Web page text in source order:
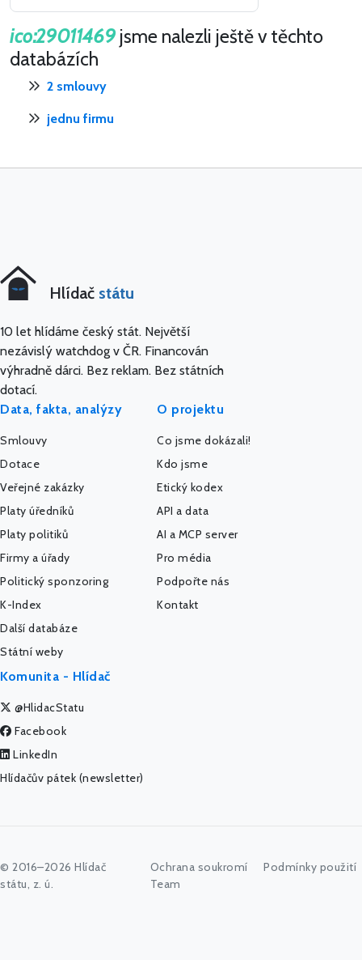
ico:29011469jsme nalezli ještě v těchto
databázích
2 smlouvy
jednu firmu
Hlídač státu
10 let hlídáme český stát. Největší
nezávislý watchdog v ČR. Financován
výhradně dárci. Bez reklam. Bez státních
dotací.
Data, fakta, analýzy
Smlouvy
Dotace
Veřejné zakázky
Platy úředníků
Platy politiků
Firmy a úřady
Politický sponzoring
K-Index
Další databáze
Státní weby
O projektu
Co jsme dokázali!
Kdo jsme
Etický kodex
API a data
AI a MCP server
Pro média
Podpořte nás
Kontakt
Komunita - Hlídač
@HlidacStatu
Facebook
LinkedIn
Hlídačův pátek (newsletter)
© 2016–2026 Hlídač
státu, z. ú.
Ochrana soukromí
Podmínky použití
Team